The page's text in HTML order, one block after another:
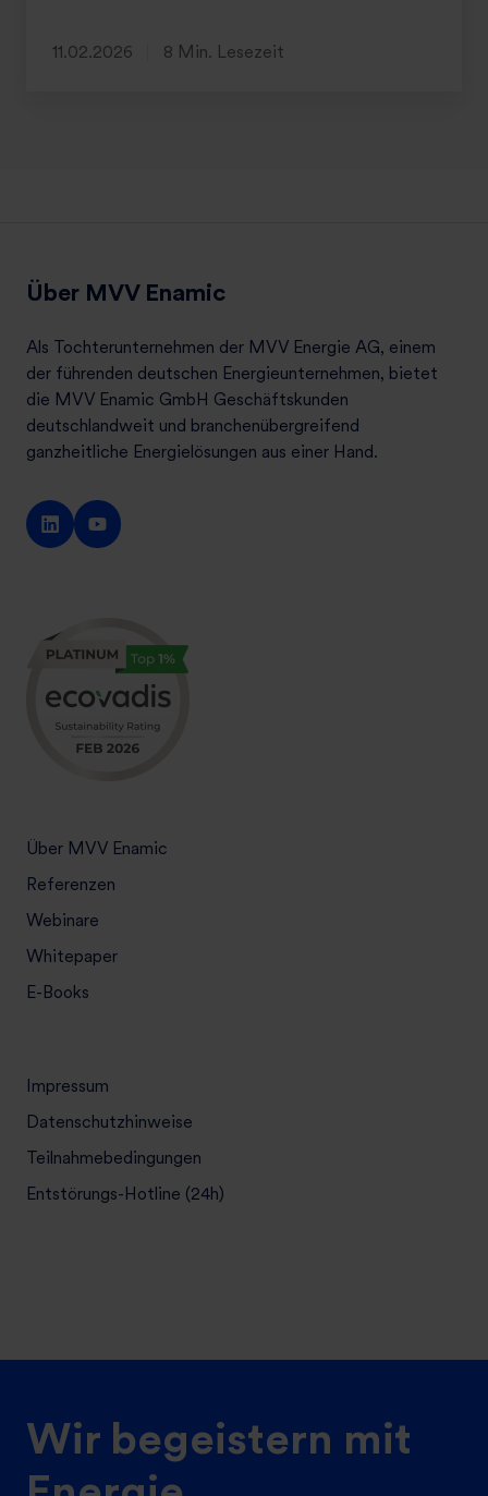
11.02.2026 8 Min. Lesezeit
Über MVV Enamic
Als Tochterunternehmen der MVV Energie AG, einem
der führenden deutschen Energieunternehmen, bietet
die MVV Enamic GmbH Geschäftskunden
deutschlandweit und branchenübergreifend
ganzheitliche Energielösungen aus einer Hand.
Über MVV Enamic
Referenzen
Webinare
Whitepaper
E-Books
Impressum
Datenschutzhinweise
Teilnahmebedingungen
Entstörungs-Hotline (24h)
Wir begeistern mit